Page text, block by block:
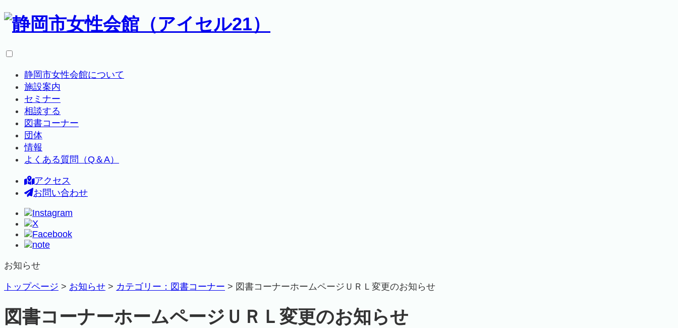
静岡市女性会館について
施設案内
セミナー
相談する
図書コーナー
団体
情報
よくある質問（Q＆A）
アクセス
お問い合わせ
お知らせ
トップページ > お知らせ > カテゴリー：図書コーナー > 図書コーナーホームページＵＲＬ変更のお知らせ
図書コーナーホームページＵＲＬ変更のお知らせ